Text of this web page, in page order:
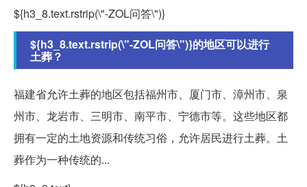
${h3_8.text.rstrip(\"-ZOL问答\")}
${h3_8.text.rstrip(\"-ZOL问答\")}的地区可以进行
土葬？
福建省允许土葬的地区包括福州市、厦门市、漳州市、泉
州市、龙岩市、三明市、南平市、宁德市等。这些地区都
拥有一定的土地资源和传统习俗，允许居民进行土葬。土
葬作为一种传统的...